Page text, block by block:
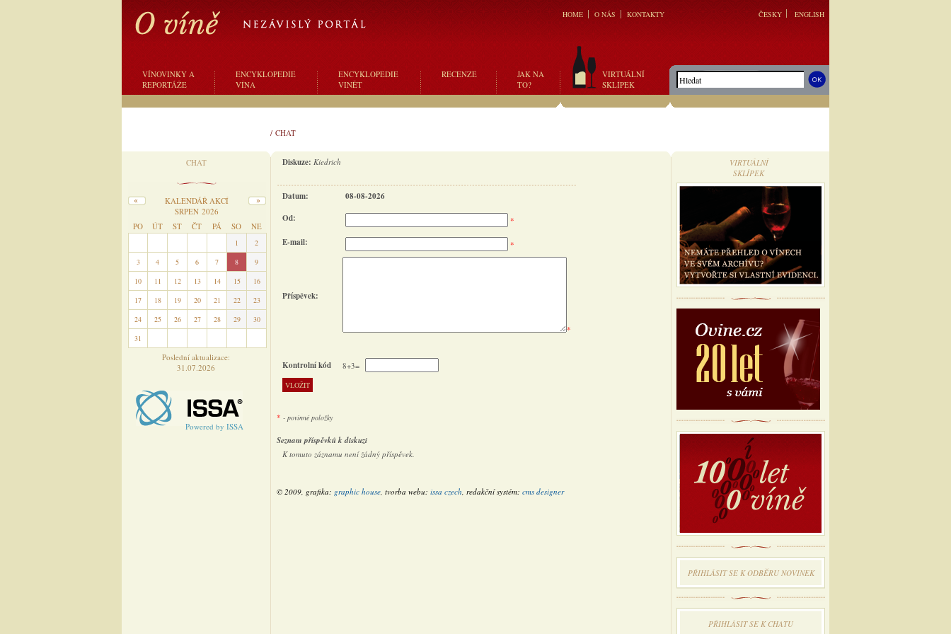
HOME O NÁS KONTAKTY ČESKY ENGLISH
VÍNOVINKY A
REPORTÁŽE
ENCYKLOPEDIE
VÍNA
ENCYKLOPEDIE
VINĚT
RECENZE
JAK NA
TO?
VIRTUÁLNÍ
SKLÍPEK
/ CHAT
CHAT
KALENDÁŘ AKCÍ
SRPEN 2026
PO
ÚT ST ČT PÁ SO NE
1
2
3
4 5 6 7 8
9
10
11 12 13 14 15
16
17
18 19 20 21 22
23
24
25 26 27 28 29
30
31
Poslední aktualizace:
31.07.2026
Powered by ISSA
Diskuze: Kiedrich
Datum:
08-08-2026
Od:
*
E-mail: *
Příspěvek:
*
Kontrolní kód 8+3=
* - povinné položky
Seznam příspěvků k diskuzi
K tomuto záznamu není žádný příspěvek.
© 2009, grafika: graphic house, tvorba webu: issa czech, redakční systém: cms designer
VIRTUÁLNÍ
SKLÍPEK
PŘIHLÁSIT SE K ODBĔRU NOVINEK
PŘIHLÁSIT SE K CHATU